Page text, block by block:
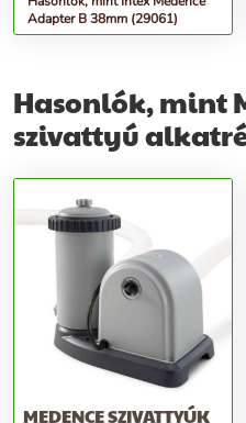
Adapter B 38mm (29061)
Hasonlók, mint
szivattyú
MEDENCE SZIVATTYÚK